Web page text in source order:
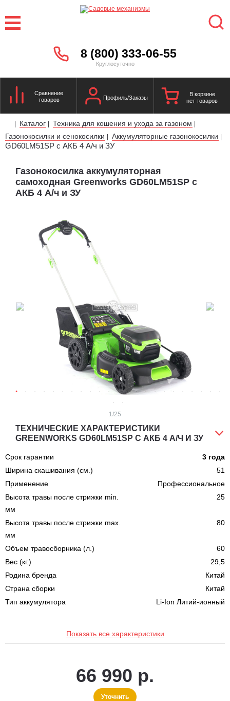
8 (800) 333-06-55
Круглосуточно
Сравнение
товаров
Профиль/Заказы
В корзине
нет товаров
| Каталог | Техника для кошения и ухода за газоном |
Газонокосилки и сенокосилки | Аккумуляторные газонокосилки |
GD60LM51SP с АКБ 4 А/ч и ЗУ
Газонокосилка аккумуляторная
самоходная Greenworks GD60LM51SP с
АКБ 4 А/ч и ЗУ
1 /25
ТЕХНИЧЕСКИЕ ХАРАКТЕРИСТИКИ
GREENWORKS GD60LM51SP С АКБ 4 А/Ч И ЗУ
Срок гарантии
3 года
Ширина скашивания (см.)
51
Применение
Профессиональное
Высота травы после стрижки min.
мм
25
Высота травы после стрижки max.
мм
80
Объем травосборника (л.)
60
Вес (кг.)
29,5
Родина бренда
Китай
Страна сборки
Китай
Тип аккумулятора
Li-Ion Литий-ионный
Показать все характеристики
66 990 р.
Уточнить